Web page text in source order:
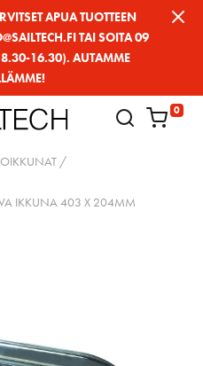
APUA TUOTTEEN
TAI SOITA 09
16.30). AUTAMME
0
/
IKKUNA 403 X 204MM